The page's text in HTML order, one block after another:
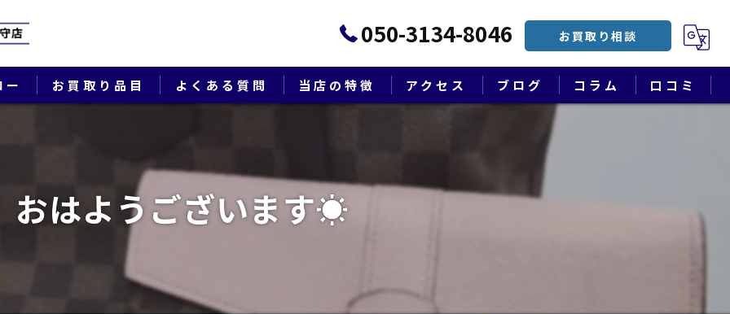
050-3134-8046 お買取り相談
ー お買取り品目 よくある質問 当店の特徴
貴金属
切手
アクセス ブログ コラム 口コミ
おはようございます☀